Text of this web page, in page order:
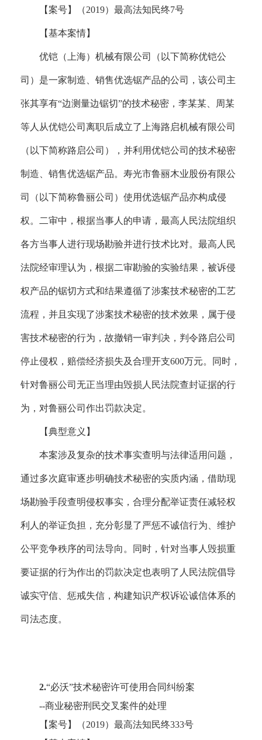
【案号】（2019）最高法知民终7号
【基本案情】
优铠（上海）机械有限公司（以下简称优铠公
司）是一家制造、销售优选锯产品的公司，该公司主
张其享有“边测量边锯切”的技术秘密，李某某、周某
等人从优铠公司离职后成立了上海路启机械有限公司
（以下简称路启公司），并利用优铠公司的技术秘密
制造、销售优选锯产品。寿光市鲁丽木业股份有限公
司（以下简称鲁丽公司）使用优选锯产品亦构成侵
权。二审中，根据当事人的申请，最高人民法院组织
各方当事人进行现场勘验并进行技术比对。最高人民
法院经审理认为，根据二审勘验的实验结果，被诉侵
权产品的锯切方式和结果遵循了涉案技术秘密的工艺
流程，并且实现了涉案技术秘密的技术效果，属于侵
害技术秘密的行为，故撤销一审判决，判令路启公司
停止侵权，赔偿经济损失及合理开支600万元。同时，
针对鲁丽公司无正当理由毁损人民法院查封证据的行
为，对鲁丽公司作出罚款决定。
【典型意义】
本案涉及复杂的技术事实查明与法律适用问题，
通过多次庭审逐步明确技术秘密的实质内涵，借助现
场勘验手段查明侵权事实，合理分配举证责任减轻权
利人的举证负担，充分彰显了严惩不诚信行为、维护
公平竞争秩序的司法导向。同时，针对当事人毁损重
要证据的行为作出的罚款决定也表明了人民法院倡导
诚实守信、惩戒失信，构建知识产权诉讼诚信体系的
司法态度。
2.“必沃”技术秘密许可使用合同纠纷案
--商业秘密刑民交叉案件的处理
【案号】（2019）最高法知民终333号